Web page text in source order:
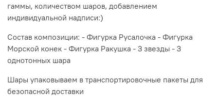
гаммы, количеством шаров, добавлением
индивидуальной надписи:)
Состав композиции: - Фигурка Русалочка - Фигурка
Морской конек - Фигурка Ракушка - 3 звезды - 3
однотонных шара
Шары упаковываем в транспортировочные пакеты для
безопасной доставки